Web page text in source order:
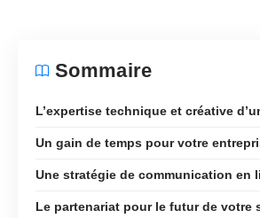
Sommaire
L’expertise technique et créative
Un gain de temps pour votre
Une stratégie de communication en
Le partenariat pour le futur de votre